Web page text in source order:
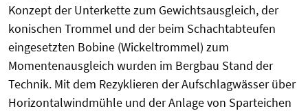
Konzept der Unterkette zum Gewichtsausgleich, der
konischen Trommel und der beim Schachtabteufen
eingesetzten Bobine (Wickeltrommel) zum
Momentenausgleich wurden im Bergbau Stand der
Technik. Mit dem Rezyklieren der Aufschlagwässer über
Horizontalwindmühle und der Anlage von Sparteichen